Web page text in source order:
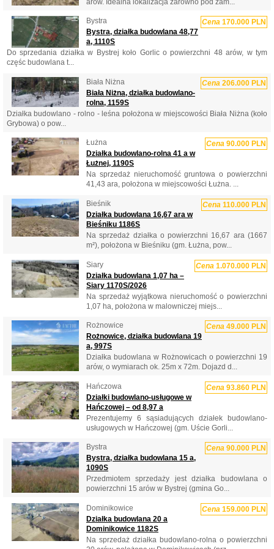
Bystra Cena 170.000 PLN
Bystra, działka budowlana 48,77
a, 1110S
Do sprzedania działka w Bystrej koło Gorlic o powierzchni 48 arów, w tym
częśc budowlana t...
Biała Niżna Cena 206.000 PLN
Biała Niżna, działka budowlano-
rolna, 1159S
Działka budowlano - rolno - leśna położona w miejscowości Biała Niżna (koło
Grybowa) o pow...
Łużna Cena 90.000 PLN
Działka budowlano-rolna 41 a w
Łużnej, 1190S
Na sprzedaż nieruchomość gruntowa o powierzchni
41,43 ara, położona w miejscowości Łużna. ...
Bieśnik Cena 110.000 PLN
Działka budowlana 16,67 ara w
Bieśniku 1186S
Na sprzedaż działka o powierzchni 16,67 ara (1667
m²), położona w Bieśniku (gm. Łużna, pow...
Siary Cena 1.070.000 PLN
Działka budowlana 1,07 ha –
Siary 1170S/2026
Na sprzedaż wyjątkowa nieruchomość o powierzchni
1,07 ha, położona w malowniczej miejs...
Rożnowice Cena 49.000 PLN
Rożnowice, działka budowlana 19
a, 997S
Działka budowlana w Rożnowicach o powierzchni 19
arów, o wymiarach ok. 25m x 72m. Dojazd d...
Hańczowa Cena 93.860 PLN
Działki budowlano-usługowe w
Hańczowej – od 8,97 a
Prezentujemy 6 sąsiadujących działek budowlano-
usługowych w Hańczowej (gm. Uście Gorli...
Bystra Cena 90.000 PLN
Bystra, działka budowlana 15 a,
1090S
Przedmiotem sprzedaży jest działka budowlana o
powierzchni 15 arów w Bystrej (gmina Go...
Dominikowice Cena 159.000 PLN
Działka budowlana 20 a
Dominikowice 1182S
Na sprzedaż działka budowlano-rolna o powierzchni